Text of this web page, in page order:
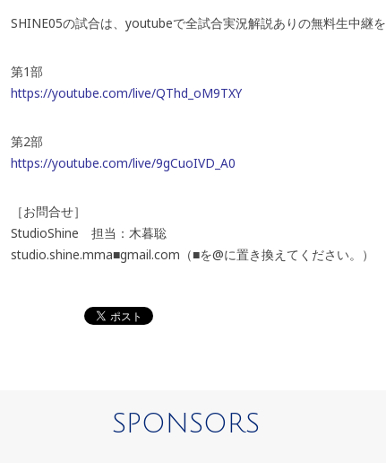
SHINE05の試合は、youtubeで全試合実況解説ありの無料生中継を
第1部
https://youtube.com/live/QThd_oM9TXY
第2部
https://youtube.com/live/9gCuoIVD_A0
［お問合せ］
StudioShine 担当：木暮聡
studio.shine.mma■gmail.com（■を@に置き換えてください。）
SPONSORS